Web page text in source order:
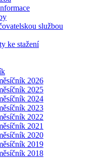
službou
ke stažení
2026
2025
2024
2023
2022
2021
2020
2019
2018